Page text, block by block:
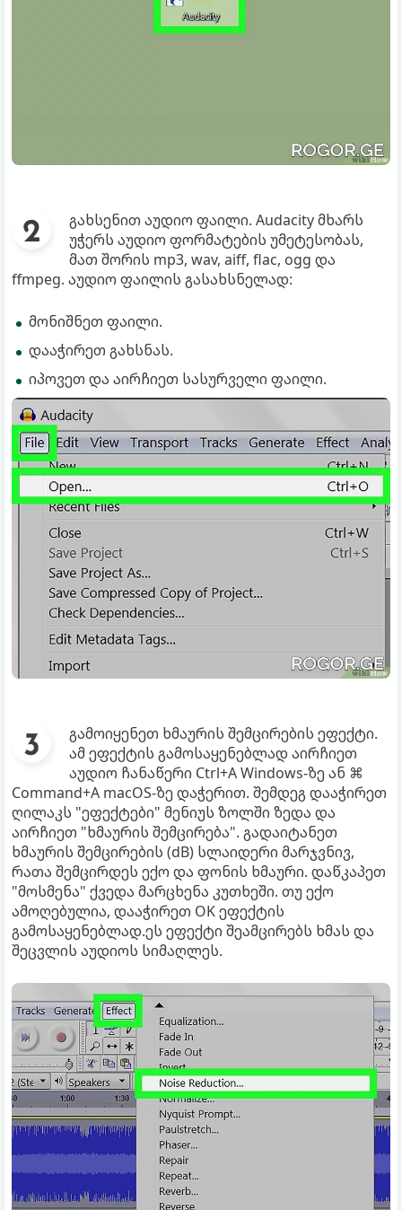
გახსენით აუდიო ფაილი. Audacity მხარს
უჭერს აუდიო ფორმატების უმეტესობას,
მათ შორის mp3, wav, aiff, flac, ogg და
ffmpeg. აუდიო ფაილის გასახსნელად:
მონიშნეთ ფაილი.
დააჭირეთ გახსნას.
იპოვეთ და აირჩიეთ სასურველი ფაილი.
გამოიყენეთ ხმაურის შემცირების ეფექტი.
ამ ეფექტის გამოსაყენებლად აირჩიეთ
აუდიო ჩანაწერი Ctrl+A Windows-ზე ან ⌘
Command+A macOS-ზე დაჭერით. შემდეგ დააჭირეთ
ღილაკს "ეფექტები" მენიუს ზოლში ზედა და
აირჩიეთ "ხმაურის შემცირება". გადაიტანეთ
ხმაურის შემცირების (dB) სლაიდერი მარჯვნივ,
რათა შემცირდეს ექო და ფონის ხმაური. დაწკაპეთ
"მოსმენა" ქვედა მარცხენა კუთხეში. თუ ექო
ამოღებულია, დააჭირეთ OK ეფექტის
გამოსაყენებლად.ეს ეფექტი შეამცირებს ხმას და
შეცვლის აუდიოს სიმაღლეს.